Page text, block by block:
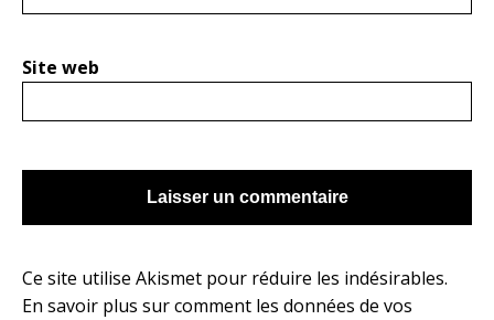
Site web
Ce site utilise Akismet pour réduire les indésirables.
En savoir plus sur comment les données de vos